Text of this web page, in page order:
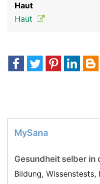
Haut
Haut
MySana
Gesundheit selber in
Bildung, Wissenstests,